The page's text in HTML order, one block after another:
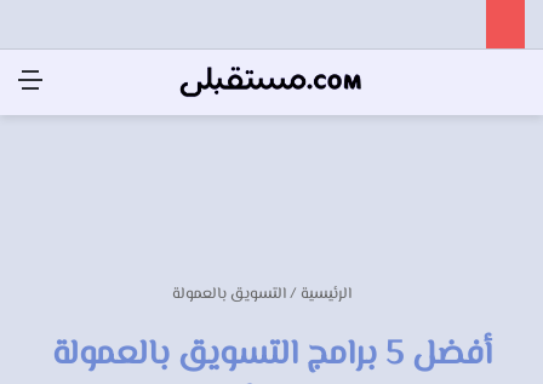
الرئيسية /التسويق بالعمولة
أفضل 5 برامج التسويق بالعمولة